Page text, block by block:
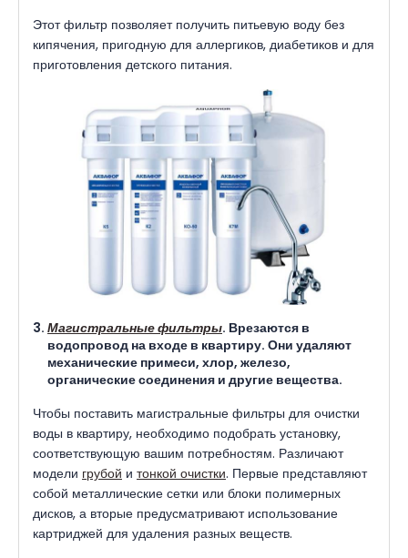
Этот фильтр позволяет получить питьевую воду без
кипячения, пригодную для аллергиков, диабетиков и для
приготовления детского питания.
Магистральные фильтры. Врезаются в
водопровод на входе в квартиру. Они удаляют
механические примеси, хлор, железо,
органические соединения и другие вещества.
Чтобы поставить магистральные фильтры для очистки
воды в квартиру, необходимо подобрать установку,
соответствующую вашим потребностям. Различают
модели грубой и тонкой очистки. Первые представляют
собой металлические сетки или блоки полимерных
дисков, а вторые предусматривают использование
картриджей для удаления разных веществ.